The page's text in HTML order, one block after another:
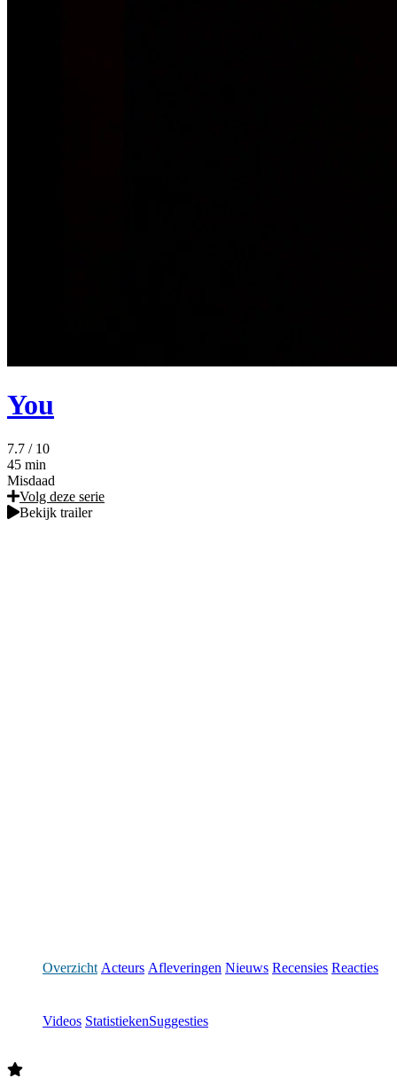
You
7.7 / 10
45 min
Misdaad
Volg deze serie
Bekijk trailer
Overzicht Acteurs Afleveringen Nieuws Recensies Reacties
Videos StatistiekenSuggesties